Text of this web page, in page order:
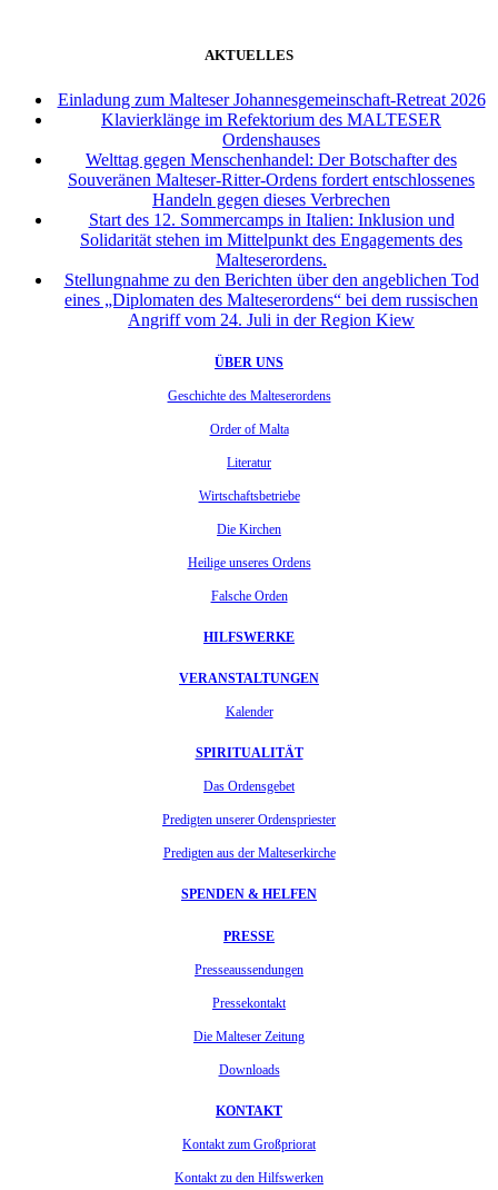
AKTUELLES
Einladung zum Malteser Johannesgemeinschaft-Retreat 2026
Klavierklänge im Refektorium des MALTESER
Ordenshauses
Welttag gegen Menschenhandel: Der Botschafter des
Souveränen Malteser-Ritter-Ordens fordert entschlossenes
Handeln gegen dieses Verbrechen
Start des 12. Sommercamps in Italien: Inklusion und
Solidarität stehen im Mittelpunkt des Engagements des
Malteserordens.
Stellungnahme zu den Berichten über den angeblichen Tod
eines „Diplomaten des Malteserordens“ bei dem russischen
Angriff vom 24. Juli in der Region Kiew
ÜBER UNS
Geschichte des Malteserordens
Order of Malta
Literatur
Wirtschaftsbetriebe
Die Kirchen
Heilige unseres Ordens
Falsche Orden
HILFSWERKE
VERANSTALTUNGEN
Kalender
SPIRITUALITÄT
Das Ordensgebet
Predigten unserer Ordenspriester
Predigten aus der Malteserkirche
SPENDEN & HELFEN
PRESSE
Presseaussendungen
Pressekontakt
Die Malteser Zeitung
Downloads
KONTAKT
Kontakt zum Großpriorat
Kontakt zu den Hilfswerken